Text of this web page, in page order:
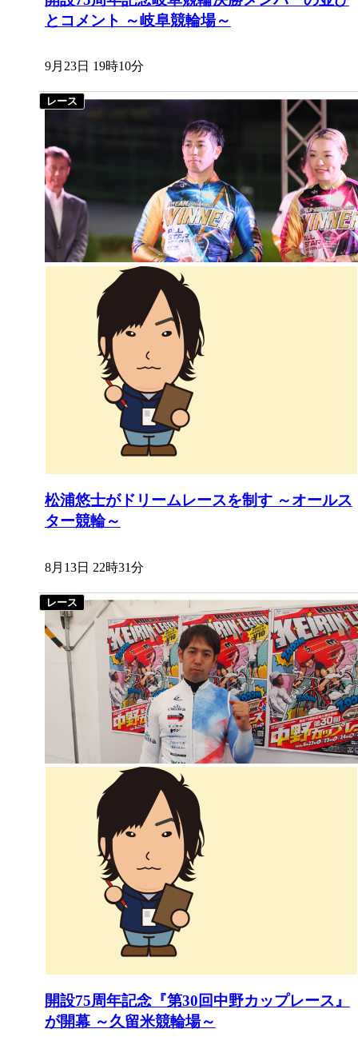
とコメント ～岐阜競輪場～
9月23日 19時10分
松浦悠士がドリームレースを制す ～オールス
ター競輪～
8月13日 22時31分
開設75周年記念『第30回中野カップレース』
が開幕 ～久留米競輪場～